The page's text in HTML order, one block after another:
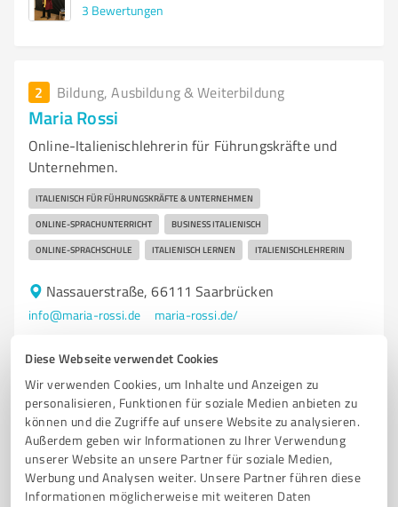
Diese Webseite verwendet Cookies
Wir verwenden Cookies, um Inhalte und Anzeigen zu
personalisieren, Funktionen für soziale Medien anbieten zu
können und die Zugriffe auf unsere Website zu analysieren.
Außerdem geben wir Informationen zu Ihrer Verwendung
unserer Website an unsere Partner für soziale Medien,
Werbung und Analysen weiter. Unsere Partner führen diese
Informationen möglicherweise mit weiteren Daten
3 Bewertungen
2 Bildung, Ausbildung & Weiterbildung
Maria Rossi
Online-Italienischlehrerin für Führungskräfte und
Unternehmen.
ITALIENISCH FÜR FÜHRUNGSKRÄFTE & UNTERNEHMEN
ONLINE-SPRACHUNTERRICHT BUSINESS ITALIENISCH
ONLINE-SPRACHSCHULE ITALIENISCH LERNEN ITALIENISCHLEHRERIN
Nassauerstraße, 66111 Saarbrücken
info@maria-rossi.de maria-rossi.de/
2Bewertungen
von 5 veröffentlicht